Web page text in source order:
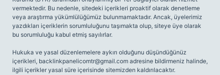
vermektedir. Bu nedenle, sitedeki içerikleri proaktif olarak denetleme
veya araştırma yükümlülüğümüz bulunmamaktadır. Ancak, üyelerimiz
yazdıkları içeriklerin sorumluluğunu taşımakta olup, siteye üye olarak
bu sorumluluğu kabul etmiş sayılırlar.
Hukuka ve yasal düzenlemelere aykırı olduğunu düşündüğünüz
içerikleri, backlinkpanelicomtr@gmail.com adresine bildirmeniz halinde,
ilgili içerikler yasal süre içerisinde sitemizden kaldırılacaktır.